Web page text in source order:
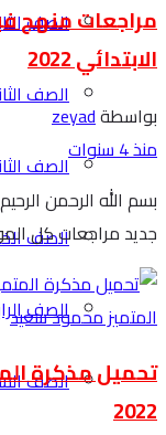
الصف
الصف
الصف
الصف
الصف
الصف
مراجعات منهج
الابتدائي 2022
بواسطةzeyad
منذ 4 سنوات
بسم الله الرحمن
جديد مراجعات كل
تحميل مذكرة
2022